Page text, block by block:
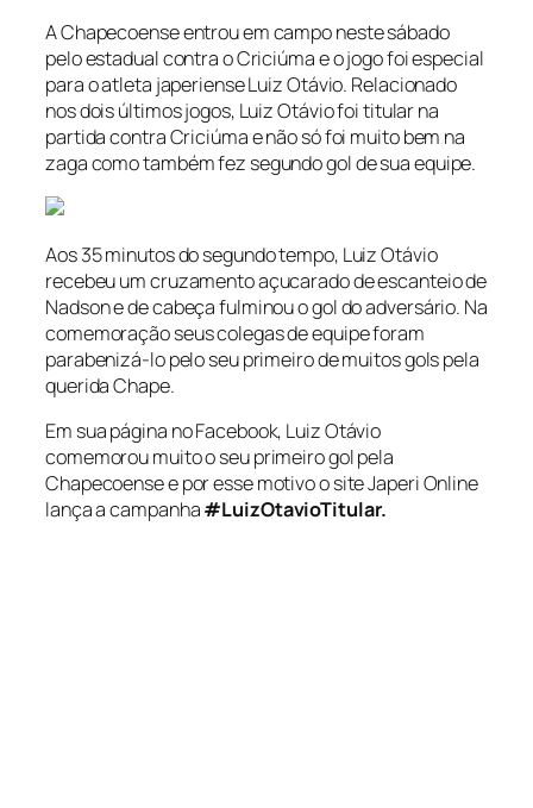
A Chapecoense entrou em campo neste sábado
pelo estadual contra o Criciúma e o jogo foi especial
para o atleta japeriense Luiz Otávio. Relacionado
nos dois últimos jogos, Luiz Otávio foi titular na
partida contra Criciúma e não só foi muito bem na
zaga como também fez segundo gol de sua equipe.
Aos 35 minutos do segundo tempo, Luiz Otávio
recebeu um cruzamento açucarado de escanteio de
Nadson e de cabeça fulminou o gol do adversário. Na
comemoração seus colegas de equipe foram
parabenizá-lo pelo seu primeiro de muitos gols pela
querida Chape.
Em sua página no Facebook, Luiz Otávio
comemorou muito o seu primeiro gol pela
Chapecoense e por esse motivo o site Japeri Online
lança a campanha#LuizOtavioTitular.